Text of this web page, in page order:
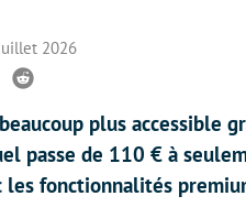
2026
Reddit
plus accessible
passe de 110 € à
les fonctionnalités